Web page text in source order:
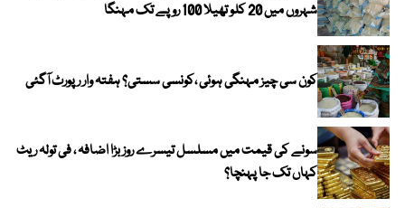
شہروں میں 20 کلو تھیلا 100 روپے تک مہنگا
کون سی چیز مہنگی ہوئی ،کونسی سستی؟ ہفتہ وار رپورٹ آگئی
سونے کی قیمت میں مسلسل تیسرے روز بڑا اضافہ ، فی تولہ ریٹ
کہاں تک جا پہنچا؟